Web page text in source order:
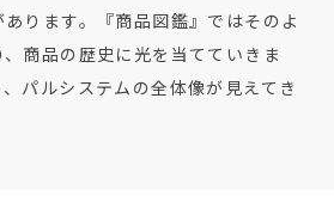
ります。『商品図鑑』ではそのよ
商品の歴史に光を当てていきま
パルシステムの全体像が見えてき